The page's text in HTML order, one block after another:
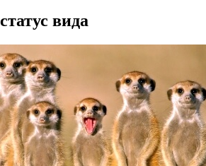
вида